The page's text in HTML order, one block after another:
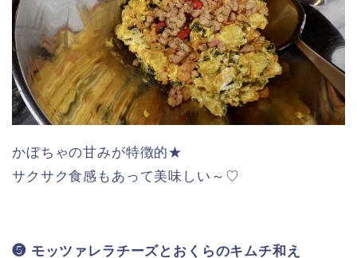
かぼちゃの甘みが特徴的★
サクサク食感もあって美味しい～♡
❺ モッツァレラチーズとおくらのキムチ和え